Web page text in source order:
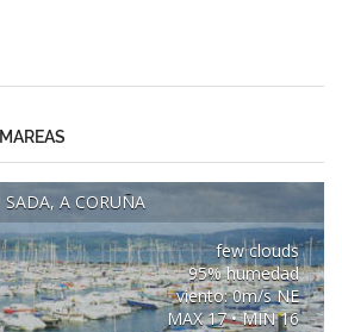
SADA, A CORUÑA
few clouds
95% humedad
viento: 0m/s NE
MAX 17 • MIN 16